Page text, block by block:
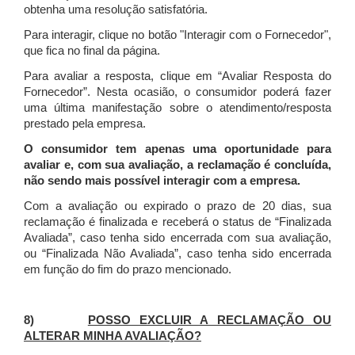
obtenha uma resolução satisfatória.
Para interagir, clique no botão "Interagir com o Fornecedor",
que fica no final da página.
Para avaliar a resposta, clique em “Avaliar Resposta do
Fornecedor”. Nesta ocasião, o consumidor poderá fazer
uma última manifestação sobre o atendimento/resposta
prestado pela empresa.
O consumidor tem apenas uma oportunidade para
avaliar e, com sua avaliação, a reclamação é concluída,
não sendo mais possível interagir com a empresa.
Com a avaliação ou expirado o prazo de 20 dias, sua
reclamação é finalizada e receberá o status de “Finalizada
Avaliada”, caso tenha sido encerrada com sua avaliação,
ou “Finalizada Não Avaliada”, caso tenha sido encerrada
em função do fim do prazo mencionado.
8)
POSSO EXCLUIR A RECLAMAÇÃO OU
ALTERAR MINHA AVALIAÇÃO?